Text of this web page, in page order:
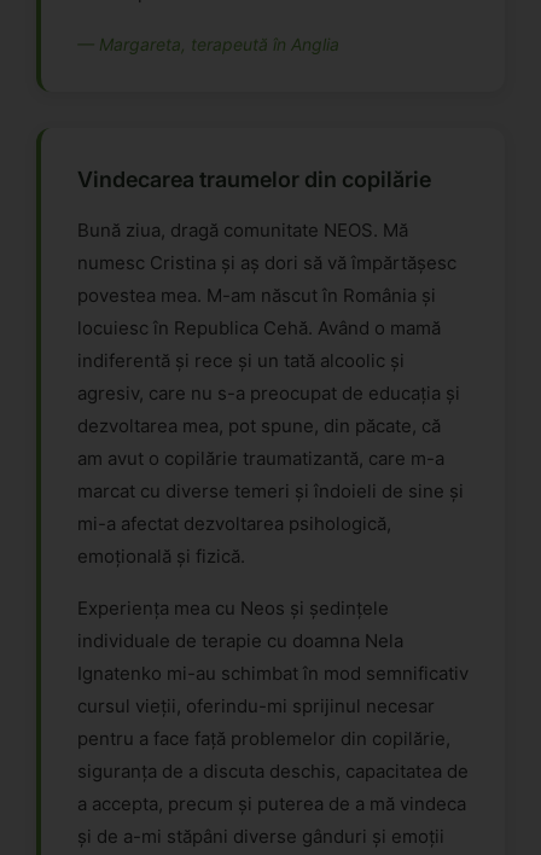
— Margareta, terapeută în Anglia
Vindecarea traumelor din copilărie
Bună ziua, dragă comunitate NEOS. Mă
numesc Cristina și aș dori să vă împărtășesc
povestea mea. M-am născut în România și
locuiesc în Republica Cehă. Având o mamă
indiferentă și rece și un tată alcoolic și
agresiv, care nu s-a preocupat de educația și
dezvoltarea mea, pot spune, din păcate, că
am avut o copilărie traumatizantă, care m-a
marcat cu diverse temeri și îndoieli de sine și
mi-a afectat dezvoltarea psihologică,
emoțională și fizică.
Experiența mea cu Neos și ședințele
individuale de terapie cu doamna Nela
Ignatenko mi-au schimbat în mod semnificativ
cursul vieții, oferindu-mi sprijinul necesar
pentru a face față problemelor din copilărie,
siguranța de a discuta deschis, capacitatea de
a accepta, precum și puterea de a mă vindeca
și de a-mi stăpâni diverse gânduri și emoții